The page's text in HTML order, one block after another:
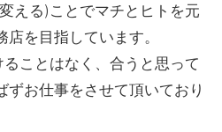
える)ことでマチとヒトを元
を目指しています。
ることはなく、合うと思って
ずお仕事をさせて頂いており